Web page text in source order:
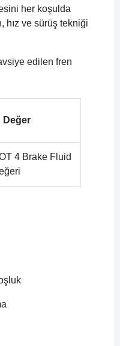
her koşulda
hız ve sürüş tekniği
edilen fren
Değer
4 Brake Fluid